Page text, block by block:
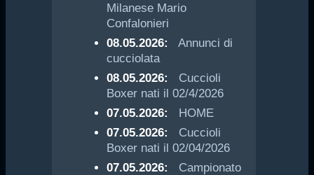
Milanese Mario
Confalonieri
08.05.2026:
Annunci di
cucciolata
08.05.2026:
Cuccioli
Boxer nati il 02/4/2026
07.05.2026:
HOME
07.05.2026:
Cuccioli
Boxer nati il 02/04/2026
07.05.2026:
Campionato